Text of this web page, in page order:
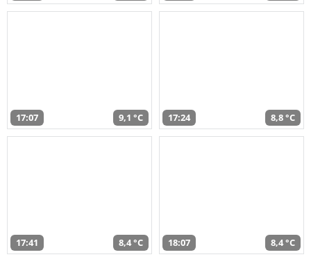
17:07 9,1 °C 17:24 8,8 °C
17:41 8,4 °C 18:07 8,4 °C